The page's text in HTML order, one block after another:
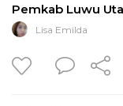
Pemkab Luwu
Lisa Emilda